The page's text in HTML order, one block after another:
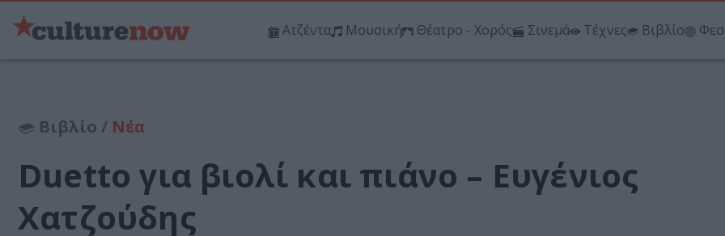
Ατζέντα Μουσική Θέατρο - Χορός Σινεμά Τέχνες Βιβλίο
Βιβλίο / Νέα
Duetto για βιολί και πιάνο – Ευγένιος
Χατζούδης